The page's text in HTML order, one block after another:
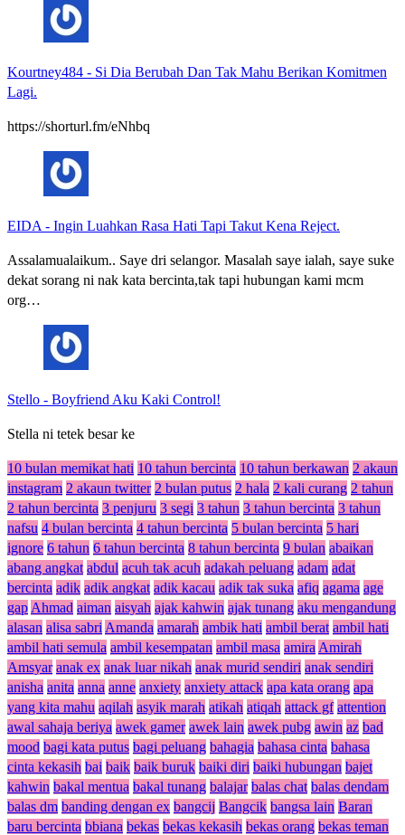
Kourtney484 - Si Dia Berubah Dan Tak Mahu Berikan Komitmen
Lagi.
https://shorturl.fm/eNhbq
EIDA - Ingin Luahkan Rasa Hati Tapi Takut Kena Reject.
Assalamualaikum.. Saye dri selangor. Masalah saye ialah, saye suke
dekat sorang ni nak kata bercinta,tak tapi hubungan kami mcm
org…
Stello - Boyfriend Aku Kaki Control!
Stella ni tetek besar ke
10 bulan memikat hati 10 tahun bercinta 10 tahun berkawan 2 akaun
instagram 2 akaun twitter 2 bulan putus 2 hala 2 kali curang 2 tahun
2 tahun bercinta 3 penjuru 3 segi 3 tahun 3 tahun bercinta 3 tahun
nafsu 4 bulan bercinta 4 tahun bercinta 5 bulan bercinta 5 hari
ignore 6 tahun 6 tahun bercinta 8 tahun bercinta 9 bulan abaikan
abang angkat abdul acuh tak acuh adakah peluang adam adat
bercinta adik adik angkat adik kacau adik tak suka afiq agama age
gap Ahmad aiman aisyah ajak kahwin ajak tunang aku mengandung
alasan alisa sabri Amanda amarah ambik hati ambil berat ambil hati
ambil hati semula ambil kesempatan ambil masa amira Amirah
Amsyar anak ex anak luar nikah anak murid sendiri anak sendiri
anisha anita anna anne anxiety anxiety attack apa kata orang apa
yang kita mahu aqilah asyik marah atikah atiqah attack gf attention
awal sahaja beriya awek gamer awek lain awek pubg awin az bad
mood bagi kata putus bagi peluang bahagia bahasa cinta bahasa
cinta kekasih bai baik baik buruk baiki diri baiki hubungan bajet
kahwin bakal mentua bakal tunang balajar balas chat balas dendam
balas dm banding dengan ex bangcij Bangcik bangsa lain Baran
baru bercinta bbiana bekas bekas kekasih bekas orang bekas teman